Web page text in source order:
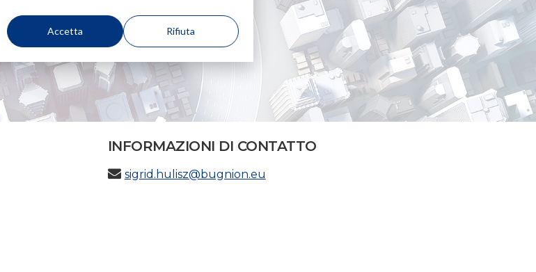
Accetta Rifiuta
INFORMAZIONI DI CONTATTO
sigrid.hulisz@bugnion.eu